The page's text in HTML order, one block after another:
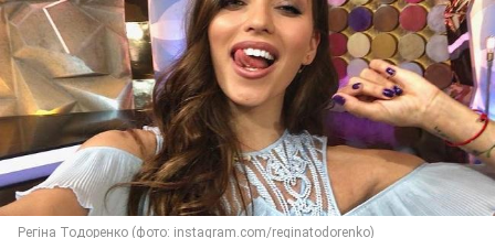
Регіна Тодоренко (фото: instagram.com/reginatodorenko)